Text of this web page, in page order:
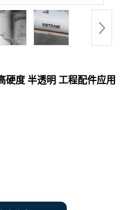
硬度 半透明 工程配件应用